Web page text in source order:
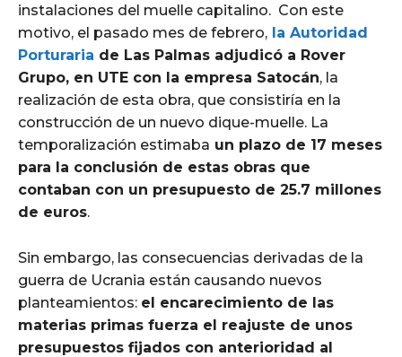
instalaciones del muelle capitalino. Con este
motivo, el pasado mes de febrero, la Autoridad
Porturaria de Las Palmas adjudicó a Rover
Grupo, en UTE con la empresa Satocán, la
realización de esta obra, que consistiría en la
construcción de un nuevo dique-muelle. La
temporalización estimaba un plazo de 17 meses
para la conclusión de estas obras que
contaban con un presupuesto de 25.7 millones
de euros.
Sin embargo, las consecuencias derivadas de la
guerra de Ucrania están causando nuevos
planteamientos: el encarecimiento de las
materias primas fuerza el reajuste de unos
presupuestos fijados con anterioridad al